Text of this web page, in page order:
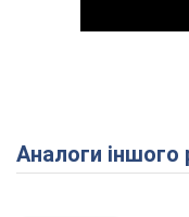
Аналоги